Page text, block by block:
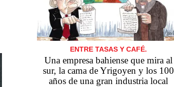
ENTRE TASAS Y CAFÉ.
Una empresa bahiense que mira al
sur, la cama de Yrigoyen y los 100
años de una gran industria local